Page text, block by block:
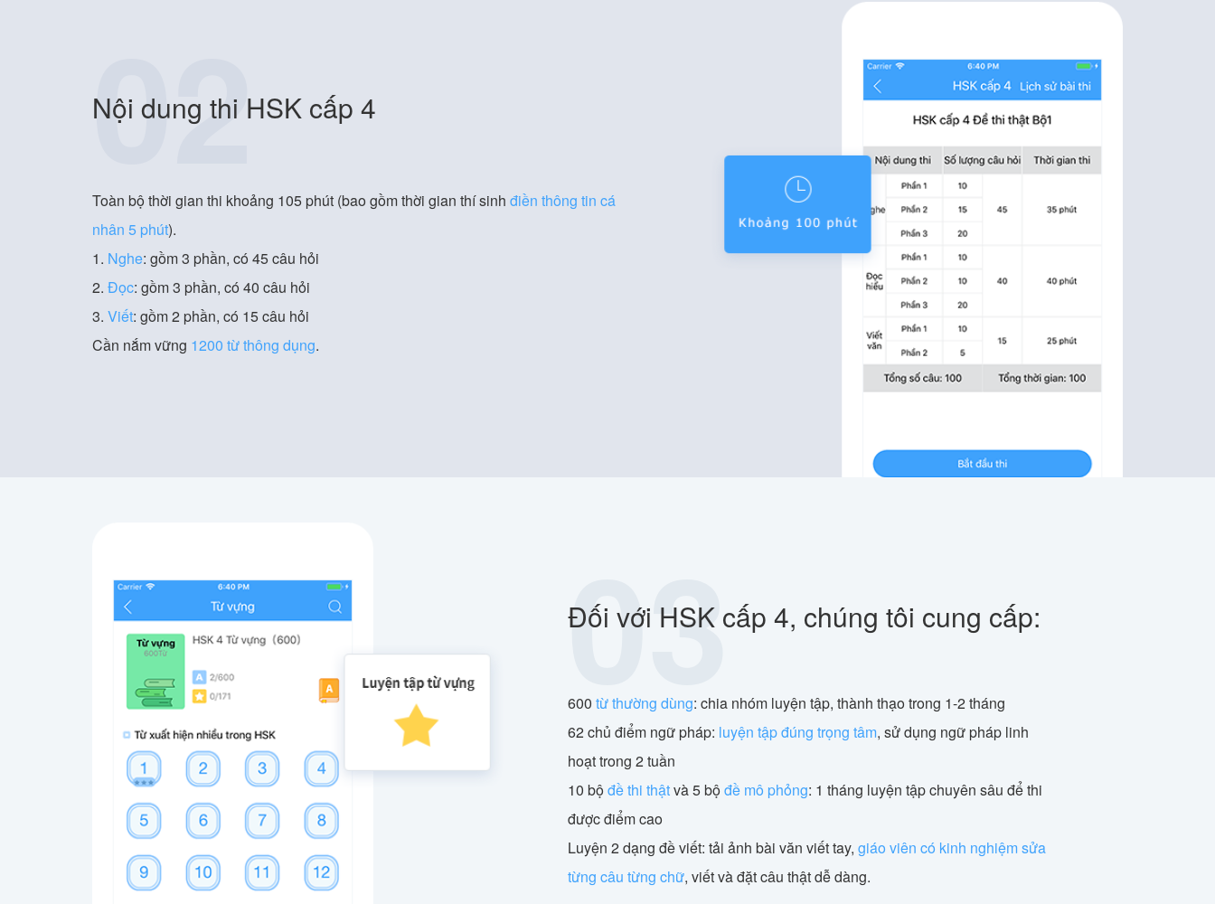
02
Nội dung thi HSK cấp 4
Toàn bộ thời gian thi khoảng 105 phút (bao gồm thời gian thí sinh điền thông tin cá
nhân 5 phút).
1. Nghe: gồm 3 phần, có 45 câu hỏi
2. Đọc: gồm 3 phần, có 40 câu hỏi
3. Viết: gồm 2 phần, có 15 câu hỏi
Cần nắm vững 1200 từ thông dụng.
03
Đối với HSK cấp 4, chúng tôi cung cấp:
600 từ thường dùng: chia nhóm luyện tập, thành thạo trong 1-2 tháng
62 chủ điểm ngữ pháp: luyện tập đúng trọng tâm, sử dụng ngữ pháp linh
hoạt trong 2 tuần
10 bộđề thi thậtvà 5 bộđề mô phỏng: 1 tháng luyện tập chuyên sâu để thi
được điểm cao
Luyện 2 dạng đề viết: tải ảnh bài văn viết tay, giáo viên có kinh nghiệm sửa
từng câu từng chữ, viết và đặt câu thật dễ dàng.